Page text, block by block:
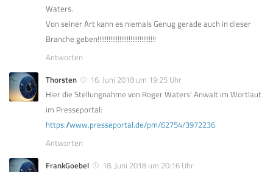
Waters.
Von seiner Art kann es niemals Genug gerade auch in dieser
Branche geben!!!!!!!!!!!!!!!!!!!!!!!!!!!!!!!!
Antworten
Thorsten
16. Juni 2018 um 19:25 Uhr
Hier die Stellungnahme von Roger Waters’ Anwalt im Wortlaut
im Presseportal:
https://www.presseportal.de/pm/62754/3972236
Antworten
FrankGoebel
18. Juni 2018 um 20:16 Uhr